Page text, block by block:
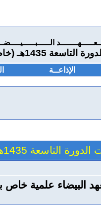
(خاص بالنساء) ومسموح للزائرات
الإذاعــة
(خاص بالنساء) ومسموح للزائرات
البيضاء علمية خاص